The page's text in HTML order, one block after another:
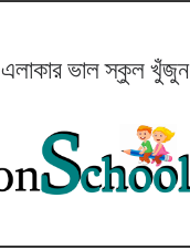
এলাকার ভাল স্কুল খুঁজুন